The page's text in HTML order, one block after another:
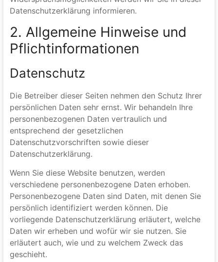
Datenschutzerklärung unter der Überschrift
“Drittmodule und Analysetools”.
Sie können dieser Analyse widersprechen. Über die
Widerspruchsmöglichkeiten werden wir Sie in dieser
2. Allgemeine Hinweise und
Pflichtinformationen
Datenschutz
Die Betreiber dieser Seiten nehmen den Schutz Ihrer
persönlichen Daten sehr ernst. Wir behandeln Ihre
personenbezogenen Daten vertraulich und
entsprechend der gesetzlichen
Datenschutzvorschriften sowie dieser
Datenschutzerklärung.
Wenn Sie diese Website benutzen, werden
verschiedene personenbezogene Daten erhoben.
Personenbezogene Daten sind Daten, mit denen Sie
persönlich identifiziert werden können. Die